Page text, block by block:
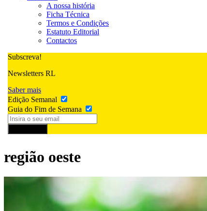
A nossa história
Ficha Técnica
Termos e Condições
Estatuto Editorial
Contactos
Subscreva!
Newsletters RL
Saber mais
Edição Semanal
Guia do Fim de Semana
região oeste